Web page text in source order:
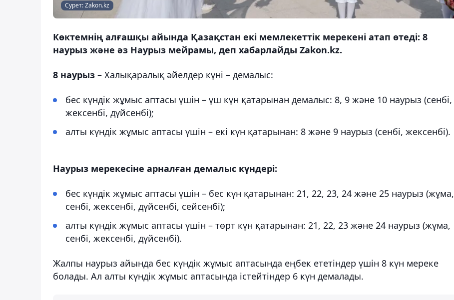
Сурет: Zakon.kz
Көктемнің алғашқы айында Қазақстан екі мемлекеттік мерекені атап өтеді: 8
наурыз және әз Наурыз мейрамы, деп хабарлайды Zakon.kz.
8 наурыз – Халықаралық әйелдер күні – демалыс:
бес күндік жұмыс аптасы үшін – үш күн қатарынан демалыс: 8, 9 және 10 наурыз (сенбі,
жексенбі, дүйсенбі);
алты күндік жұмыс аптасы үшін – екі күн қатарынан: 8 және 9 наурыз (сенбі, жексенбі).
Наурыз мерекесіне арналған демалыс күндері:
бес күндік жұмыс аптасы үшін – бес күн қатарынан: 21, 22, 23, 24 және 25 наурыз (жұма,
сенбі, жексенбі, дүйсенбі, сейсенбі);
алты күндік жұмыс аптасы үшін – төрт күн қатарынан: 21, 22, 23 және 24 наурыз (жұма,
сенбі, жексенбі, дүйсенбі).
Жалпы наурыз айында бес күндік жұмыс аптасында еңбек ететіндер үшін 8 күн мереке
болады. Ал алты күндік жұмыс аптасында істейтіндер 6 күн демалады.